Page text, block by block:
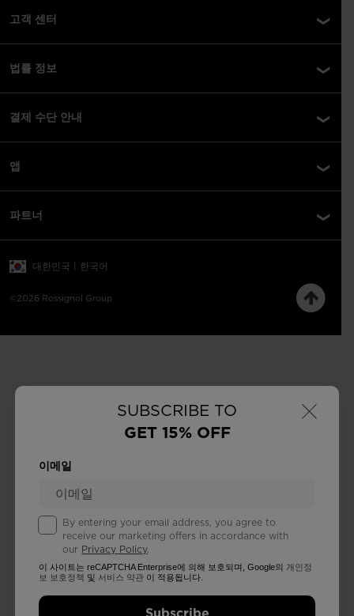
×
SUBSCRIBE TO
GET 15% OFF
이메일
By entering your email address, you agree to
receive our marketing offers in accordance with
our Privacy Policy.
이 사이트는 reCAPTCHA Enterprise에 의해 보호되며, Google의개인정
보 보호정책 및 서비스 약관 이 적용됩니다.
고객 센터
법률 정보
결제 수단 안내
앱
파트너
©2026 Rossignol Group
대한민국 | 한국어